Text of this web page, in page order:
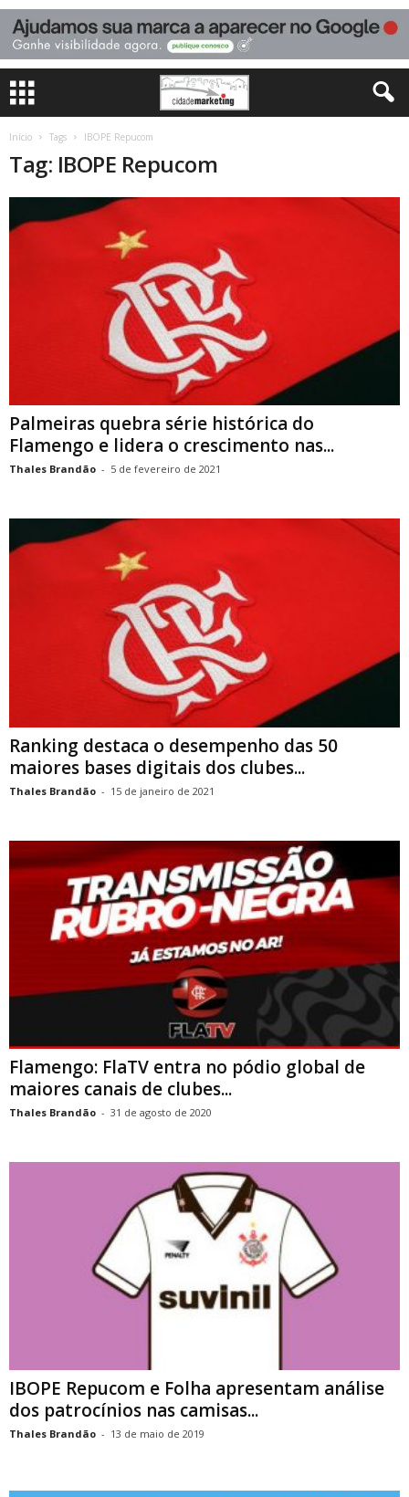
Início Tags IBOPE Repucom
Tag: IBOPE Repucom
Palmeiras quebra série histórica do
Flamengo e lidera o crescimento nas...
Thales Brandão - 5 de fevereiro de 2021
Ranking destaca o desempenho das 50
maiores bases digitais dos clubes...
Thales Brandão - 15 de janeiro de 2021
Flamengo: FlaTV entra no pódio global de
maiores canais de clubes...
Thales Brandão - 31 de agosto de 2020
IBOPE Repucom e Folha apresentam análise
dos patrocínios nas camisas...
Thales Brandão - 13 de maio de 2019